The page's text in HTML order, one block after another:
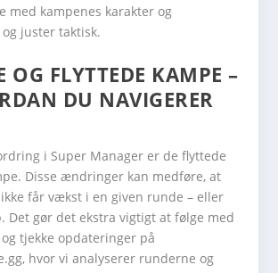
med kampenes karakter og
juster taktisk.
OG FLYTTEDE KAMPE –
DU NAVIGERER
i Super Manager er de flyttede
Disse ændringer kan medføre, at
får vækst i en given runde – eller
Det gør det ekstra vigtigt at følge med
tjekke opdateringer på
hvor vi analyserer runderne og